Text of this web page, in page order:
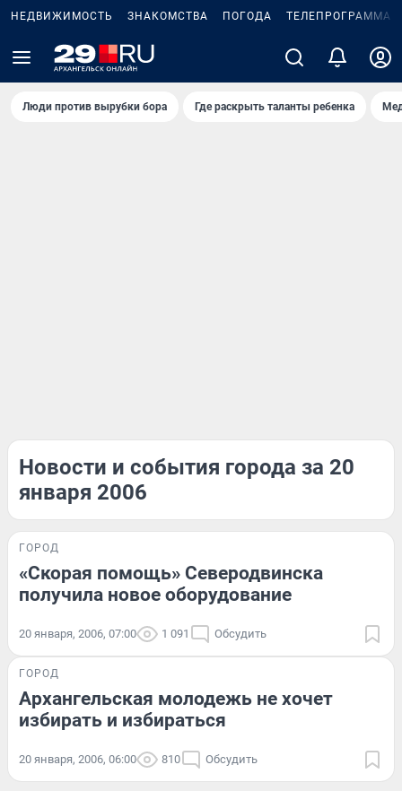
НЕДВИЖИМОСТЬ ЗНАКОМСТВА ПОГОДА ТЕЛЕПРОГРАММА
Люди против вырубки бора Где раскрыть таланты ребенка
Новости и события города за 20
января 2006
ГОРОД
«Скорая помощь» Северодвинска
получила новое оборудование
20 января, 2006, 07:00 1 091 Обсудить
ГОРОД
Архангельская молодежь не хочет
избирать и избираться
20 января, 2006, 06:00 810 Обсудить